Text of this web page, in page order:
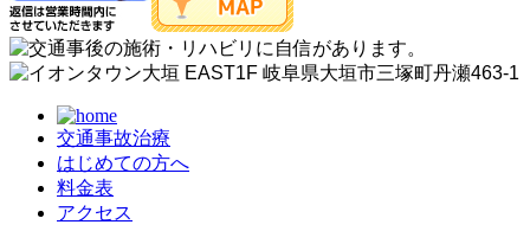
交通事故治療
はじめての方へ
料金表
アクセス